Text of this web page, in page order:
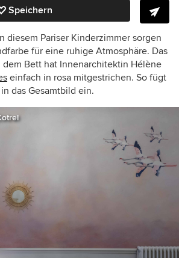
Speichern
diesem Pariser Kinderzimmer sorgen
für eine ruhige Atmosphäre. Das
dem Bett hat Innenarchitektin Hélène
einfach in rosa mitgestrichen. So fügt
das Gesamtbild ein.